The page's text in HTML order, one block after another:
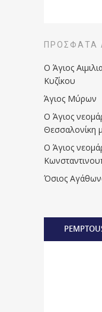
ΠΡΌΣΦΑΤΑ
Ο Άγιος
Κυζίκου
Άγιος Μύρων
Ο Άγιος
Θεσσαλονίκη
Ο Άγιος
Όσιος